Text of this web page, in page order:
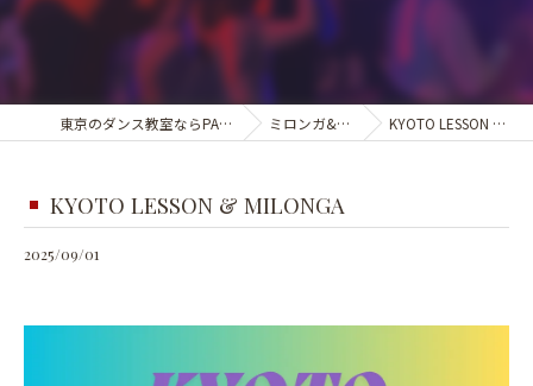
東京のダンス教室ならPARA DOS TANGO ミロンガ&イベント KYOTO LESSON & MILONGA
KYOTO LESSON & MILONGA
2025/09/01